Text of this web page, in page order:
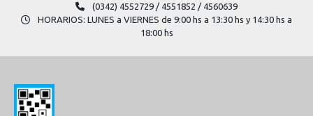
(0342) 4552729 / 4551852 / 4560639
HORARIOS: LUNES a VIERNES de 9:00 hs a 13:30 hs y 14:30 hs a
18:00 hs